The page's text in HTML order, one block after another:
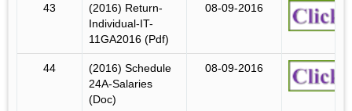
43
(2016) Return-
Individual-IT-
11GA2016 (Pdf)
08-09-2016
44
(2016) Schedule
24A-Salaries
(Doc)
08-09-2016